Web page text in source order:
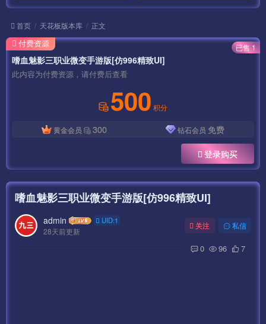
首页 天花板版本库 正文
嗜血魅影三职业微变手游版[仿996精致UI]
此内容为付费资源，请付费后查看
500 积分
黄金会员 300 钻石会员 免费
登录购买
付费资源 已售 1
嗜血魅影三职业微变手游版[仿996精致UI]
admin UID:1
28天前更新
关注 私信
0 96 7